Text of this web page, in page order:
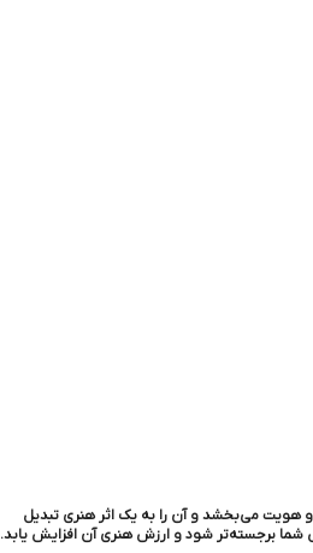
می‌بخشد و آن را به یک اثر هنری تبدیل
برجسته‌تر شود و ارزش هنری آن افزایش یابد.